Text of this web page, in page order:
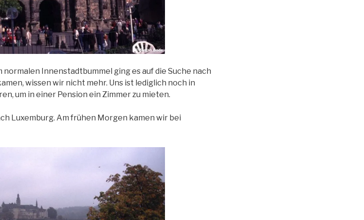
normalen Innenstadtbummel ging es auf die Suche nach
wissen wir nicht mehr. Uns ist lediglich noch in
um in einer Pension ein Zimmer zu mieten.
Luxemburg. Am frühen Morgen kamen wir bei